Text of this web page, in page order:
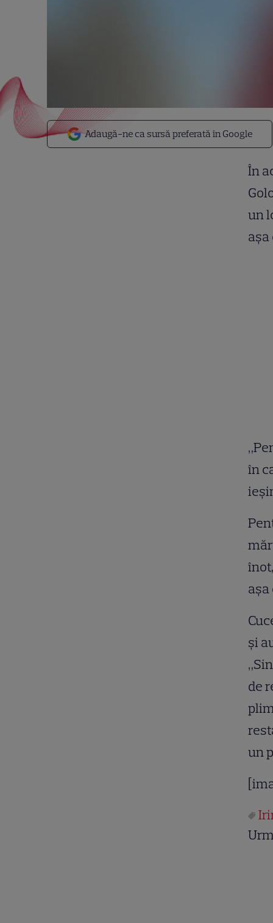
Adaugă-ne ca sursă preferată în Google
În
un
aşa
în
şi
de
un